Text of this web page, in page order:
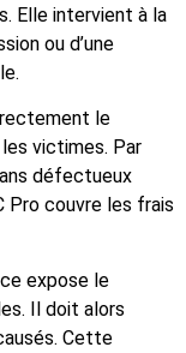
Elle intervient à la
ou d’une
le
victimes. Par
défectueux
Pro couvre les frais
expose le
Il doit alors
Cette